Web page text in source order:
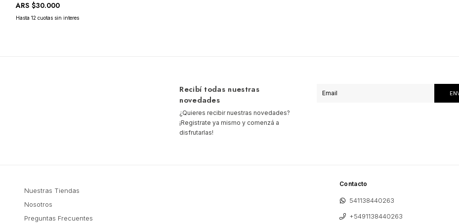
ARS $30.000
Recibí todas nuestras
novedades
¿Quieres recibir nuestras novedades?
¡Registrate ya mismo y comenzá a
disfrutarlas!
Nuestras Tiendas
Nosotros
Preguntas Frecuentes
Contacto
541138440263
+5491138440263